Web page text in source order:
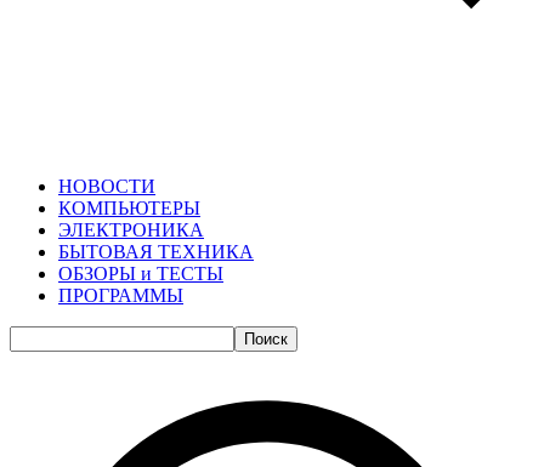
НОВОСТИ
КОМПЬЮТЕРЫ
ЭЛЕКТРОНИКА
БЫТОВАЯ ТЕХНИКА
ОБЗОРЫ и ТЕСТЫ
ПРОГРАММЫ
Поиск